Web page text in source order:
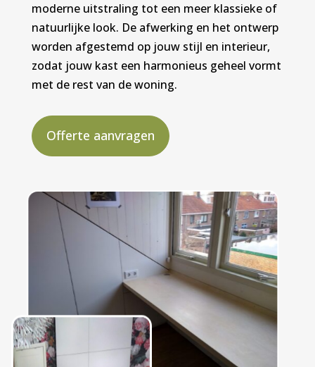
moderne uitstraling tot een meer klassieke of
natuurlijke look. De afwerking en het ontwerp
worden afgestemd op jouw stijl en interieur,
zodat jouw kast een harmonieus geheel vormt
met de rest van de woning.
Offerte aanvragen